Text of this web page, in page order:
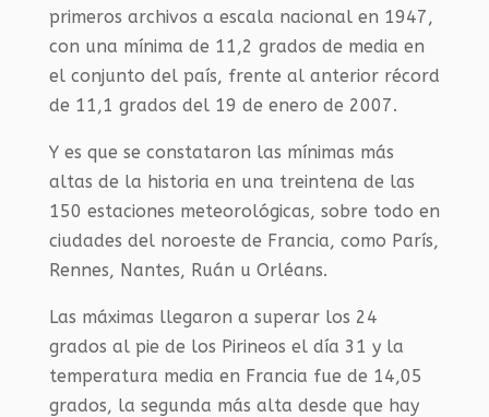
primeros archivos a escala nacional en 1947,
con una mínima de 11,2 grados de media en
el conjunto del país, frente al anterior récord
de 11,1 grados del 19 de enero de 2007.
Y es que se constataron las mínimas más
altas de la historia en una treintena de las
150 estaciones meteorológicas, sobre todo en
ciudades del noroeste de Francia, como París,
Rennes, Nantes, Ruán u Orléans.
Las máximas llegaron a superar los 24
grados al pie de los Pirineos el día 31 y la
temperatura media en Francia fue de 14,05
grados, la segunda más alta desde que hay